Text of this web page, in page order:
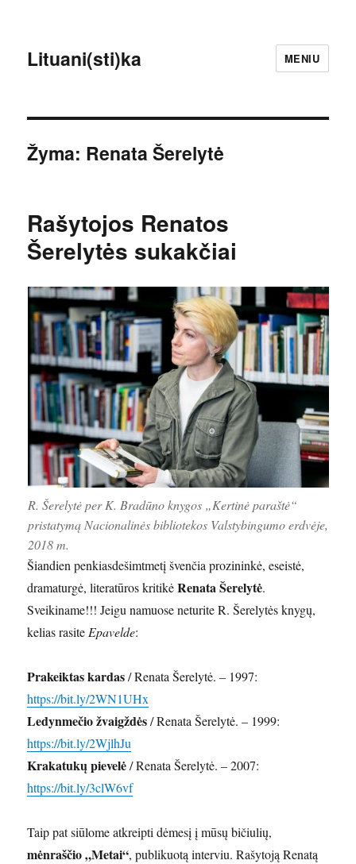
Lituani(sti)ka MENIU
Žyma: Renata Šerelytė
Rašytojos Renatos
Šerelytės sukakčiai
R. Šerelytė per K. Bradūno knygos „Kertinė paraštė“
pristatymą Nacionalinės bibliotekos Valstybingumo erdvėje,
2018 m.
Šiandien penkiasdešimtmetį švenčia prozininkė, eseistė,
dramaturgė, literatūros kritikėRenata Šerelytė.
Sveikiname!!! Jeigu namuose neturite R. Šerelytės knygų,
kelias rasite Epavelde:
Prakeiktas kardas/ Renata Šerelytė. – 1997:
https://bit.ly/2WN1UHx
Ledynmečio žvaigždės/ Renata Šerelytė. – 1999:
https://bit.ly/2WjlhJu
Krakatukų pievelė/ Renata Šerelytė. – 2007:
https://bit.ly/3clW6vf
Taip pat siūlome atkreipti dėmesį į mūsų bičiulių,
mėnraščio „Metai“, publikuotą interviu. Rašytoją Renatą